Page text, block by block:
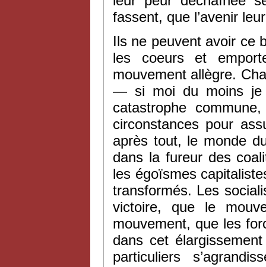
fassent, que l’avenir
Ils ne peuvent avoir ce
les coeurs et
mouvement allègre.
— si moi du moins je
catastrophe
circonstances pour
après tout, le monde
dans la fureur des
les égoïsmes
transformés. Les
victoire, que le
mouvement, que les
dans cet
particuliers